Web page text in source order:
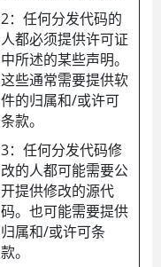
2：任何分发代码的
人都必须提供许可证
中所述的某些声明。
这些通常需要提供软
件的归属和/或许可
条款。
3：任何分发代码修
改的人都可能需要公
开提供修改的源代
码。也可能需要提供
归属和/或许可条
款。